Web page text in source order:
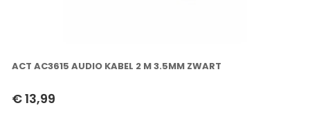
ACT AC3615 AUDIO KABEL 2 M 3.5MM ZWART
€ 13,99